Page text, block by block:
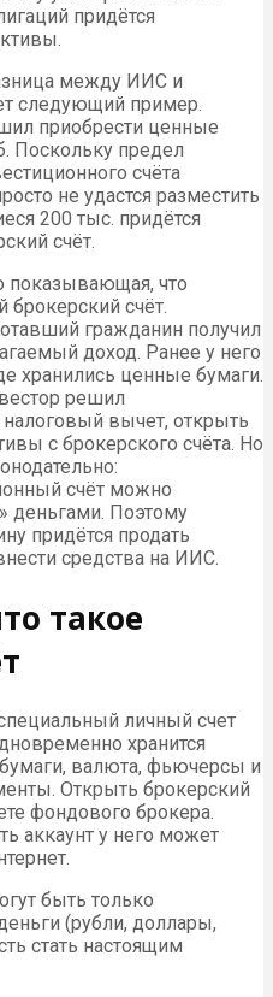
придётся
между ИИС и
следующий пример.
приобрести ценные
Поскольку предел
счёта
не удастся разместить
200 тыс. придётся
счёт.
показывающая, что
счёт.
гражданин получил
доход. Ранее у него
хранились ценные бумаги.
решил
вычет, открыть
с брокерского счёта. Но
счёт можно
деньгами. Поэтому
придётся продать
средства на ИИС.
такое
личный счет
хранится
валюта, фьючерсы и
Открыть брокерский
фондового брокера.
аккаунт у него может
быть только
(рубли, доллары,
стать настоящим